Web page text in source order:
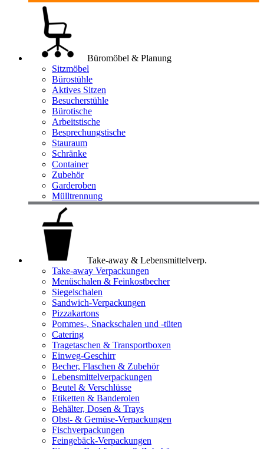
Büromöbel & Planung
Sitzmöbel
Bürostühle
Aktives Sitzen
Besucherstühle
Bürotische
Arbeitstische
Besprechungstische
Stauraum
Schränke
Container
Zubehör
Garderoben
Mülltrennung
Take-away & Lebensmittelverp.
Take-away Verpackungen
Menüschalen & Feinkostbecher
Siegelschalen
Sandwich-Verpackungen
Pizzakartons
Pommes-, Snackschalen und -tüten
Catering
Tragetaschen & Transportboxen
Einweg-Geschirr
Becher, Flaschen & Zubehör
Lebensmittelverpackungen
Beutel & Verschlüsse
Etiketten & Banderolen
Behälter, Dosen & Trays
Obst- & Gemüse-Verpackungen
Fischverpackungen
Feingebäck-Verpackungen